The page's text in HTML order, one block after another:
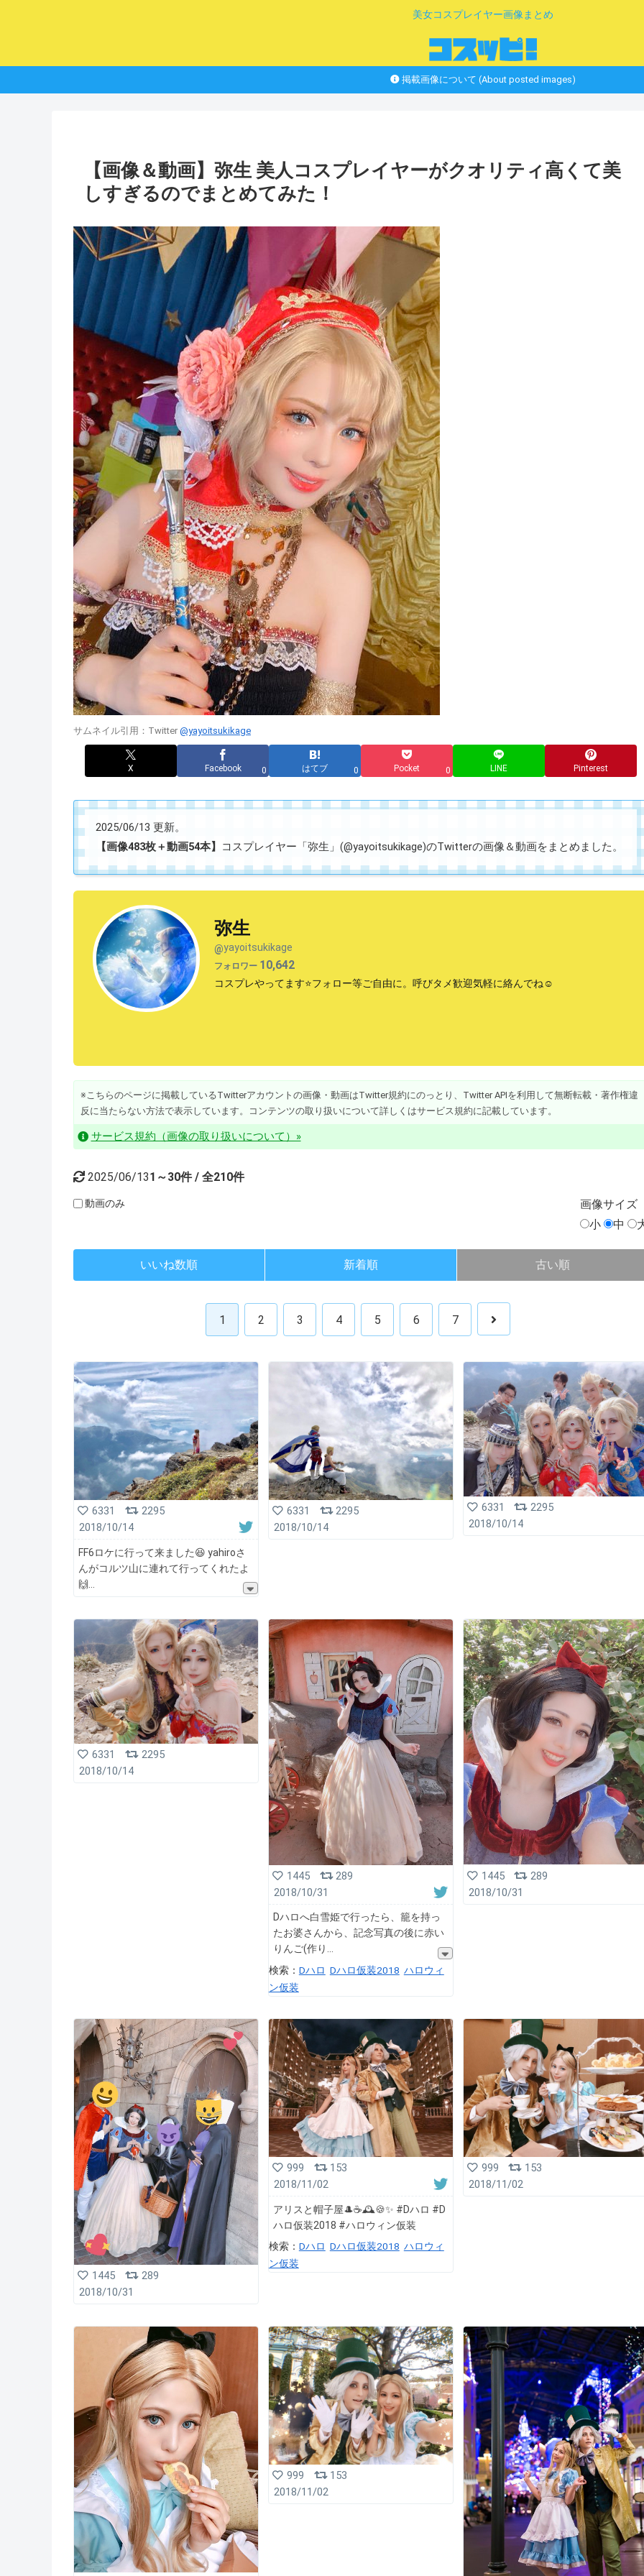
美女コスプレイヤー画像まとめ
掲載画像について (About posted images)
【画像＆動画】弥生 美人コスプレイヤーがクオリティ高くて美
しすぎるのでまとめてみた！
サムネイル引用：Twitter @yayoitsukikage
X Facebook 0 はてブ 0 Pocket 0 LINE Pinterest
2025/06/13 更新。
【画像483枚＋動画54本】
コスプレイヤー「弥生」(@yayoitsukikage)のTwitterの画像＆動画をまとめました。
弥生
@yayoitsukikage
フォロワー 10,642
コスプレやってます⭐️フォロー等ご自由に。呼びタメ歓迎気軽に絡んでね☺️
※こちらのページに掲載しているTwitterアカウントの画像・動画はTwitter規約にのっとり、Twitter APIを利用して無断転載・著作権違
反に当たらない方法で表示しています。コンテンツの取り扱いについて詳しくはサービス規約に記載しています。
サービス規約（画像の取り扱いについて）»
2025/06/131～30件 / 全210件
動画のみ 画像サイズ
小
中
いいね数順 新着順 古い順
1 2 3 4 5 6 7
6331
2295
2018/10/14
FF6ロケに行って来ました😆 yahiroさ
んがコルツ山に連れて行ってくれたよ
🙌
6331
2295
2018/10/14
6331
2295
2018/10/14
6331
2295
2018/10/14
1445
289
2018/10/31
Dハロへ白雪姫で行ったら、籠を持っ
たお婆さんから、記念写真の後に赤い
りんご(作り
検索： Dハロ Dハロ仮装2018 ハロウィ
ン仮装
1445
289
2018/10/31
1445
289
2018/10/31
999
153
2018/11/02
アリスと帽子屋🎩☕️🕰🍪✨ #Dハロ #D
ハロ仮装2018 #ハロウィン仮装
検索： Dハロ Dハロ仮装2018 ハロウィ
ン仮装
999
153
2018/11/02
999
153
2018/11/02